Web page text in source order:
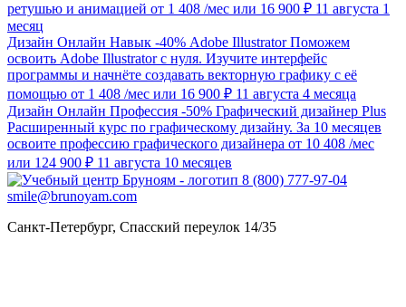
ретушью и анимацией от 1 408 /мес или 16 900 ₽ 11 августа 1
месяц
Дизайн Онлайн Навык -40% Adobe Illustrator Поможем
освоить Adobe Illustrator с нуля. Изучите интерфейс
программы и начнёте создавать векторную графику с её
помощью от 1 408 /мес или 16 900 ₽ 11 августа 4 месяца
Дизайн Онлайн Профессия -50% Графический дизайнер Plus
Расширенный курс по графическому дизайну. За 10 месяцев
освоите профессию графического дизайнера от 10 408 /мес
или 124 900 ₽ 11 августа 10 месяцев
8 (800) 777-97-04
smile@brunoyam.com
Санкт-Петербург, Спасский переулок 14/35